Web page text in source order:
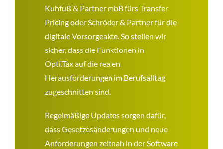
Kuhfuß & Partner mbB fürs Transfer
Pricing oder Schröder & Partner für die
digitale Vorsorgeakte. So stellen wir
sicher, dass die Funktionen in
Opti.Tax auf die realen
Herausforderungen im Berufsalltag
zugeschnitten sind.
Regelmäßige Updates sorgen dafür,
dass Gesetzesänderungen und neue
Anforderungen zeitnah in der Software